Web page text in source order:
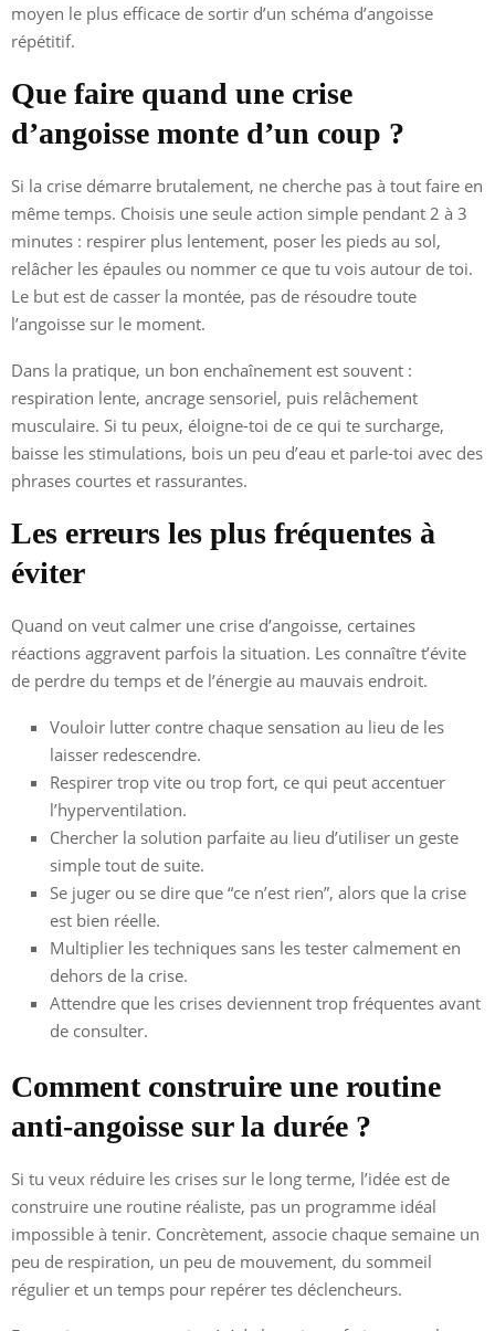
moyen le plus efficace de sortir d’un schéma d’angoisse
répétitif.
Que faire quand une crise
d’angoisse monte d’un coup ?
Si la crise démarre brutalement, ne cherche pas à tout faire en
même temps. Choisis une seule action simple pendant 2 à 3
minutes : respirer plus lentement, poser les pieds au sol,
relâcher les épaules ou nommer ce que tu vois autour de toi.
Le but est de casser la montée, pas de résoudre toute
l’angoisse sur le moment.
Dans la pratique, un bon enchaînement est souvent :
respiration lente, ancrage sensoriel, puis relâchement
musculaire. Si tu peux, éloigne-toi de ce qui te surcharge,
baisse les stimulations, bois un peu d’eau et parle-toi avec des
phrases courtes et rassurantes.
Les erreurs les plus fréquentes à
éviter
Quand on veut calmer une crise d’angoisse, certaines
réactions aggravent parfois la situation. Les connaître t’évite
de perdre du temps et de l’énergie au mauvais endroit.
Vouloir lutter contre chaque sensation au lieu de les
laisser redescendre.
Respirer trop vite ou trop fort, ce qui peut accentuer
l’hyperventilation.
Chercher la solution parfaite au lieu d’utiliser un geste
simple tout de suite.
Se juger ou se dire que “ce n’est rien”, alors que la crise
est bien réelle.
Multiplier les techniques sans les tester calmement en
dehors de la crise.
Attendre que les crises deviennent trop fréquentes avant
de consulter.
Comment construire une routine
anti-angoisse sur la durée ?
Si tu veux réduire les crises sur le long terme, l’idée est de
construire une routine réaliste, pas un programme idéal
impossible à tenir. Concrètement, associe chaque semaine un
peu de respiration, un peu de mouvement, du sommeil
régulier et un temps pour repérer tes déclencheurs.